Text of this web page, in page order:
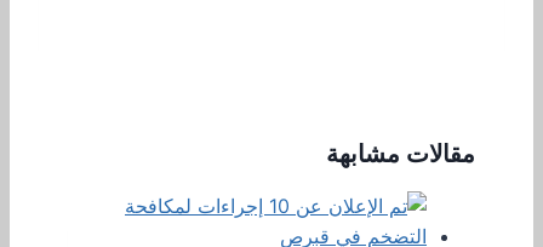
مقالات مشابهة